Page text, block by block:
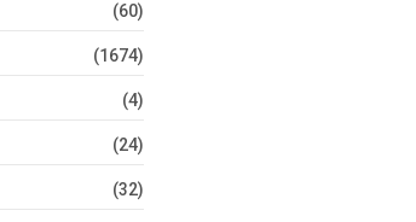
(60)
(1674)
(4)
(24)
(32)